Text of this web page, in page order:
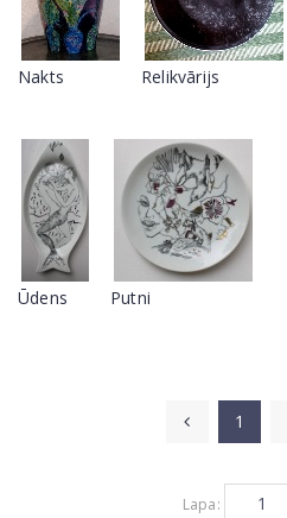
Nakts Relikvārijs
Ūdens Putni
1
Lapa: